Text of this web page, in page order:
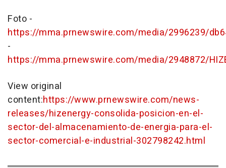
Foto -
https://mma.prnewswire.com/media/2996239/
-
https://mma.prnewswire.com/media/2948872/
View original
content:https://www.prnewswire.com/news-
releases/hizenergy-consolida-posicion-en-el-
sector-del-almacenamiento-de-energia-para-el-
sector-comercial-e-industrial-302798242.html